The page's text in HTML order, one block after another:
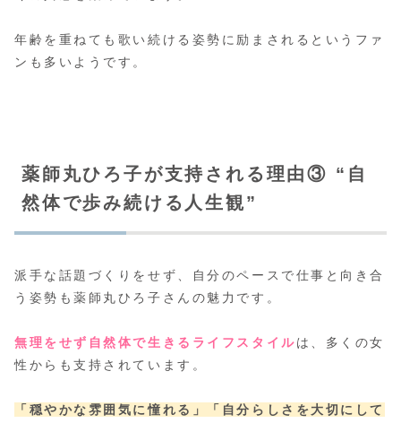
年齢を重ねても歌い続ける姿勢に励まされるというファ
ンも多いようです。
薬師丸ひろ子が支持される理由③ “自
然体で歩み続ける人生観”
派手な話題づくりをせず、自分のペースで仕事と向き合
う姿勢も薬師丸ひろ子さんの魅力です。
無理をせず自然体で生きるライフスタイルは、多くの女
性からも支持されています。
「穏やかな雰囲気に憧れる」
「自分らしさを大切にして